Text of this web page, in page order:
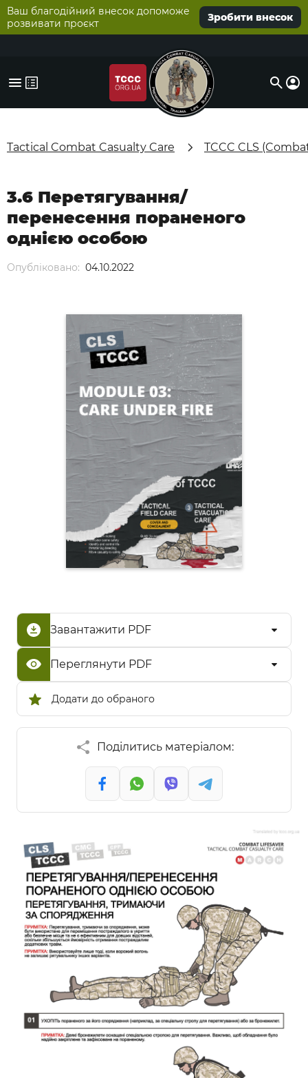
Ваш благодійний внесок допоможе
розвивати проєкт
Зробити внесок
Tactical Combat Casualty Care TCCC CLS
Опубліковано: 04.10.2022
3.6 Перетягування/
перенесення пораненого
однією особою
Додати до обраного
Завантажити PDF
Переглянути PDF
Поділитись матеріалом: